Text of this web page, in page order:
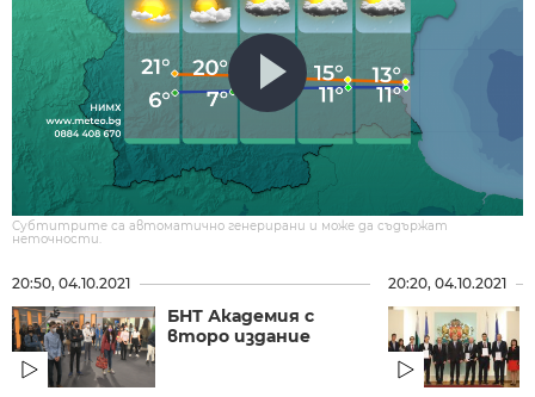
Субтитрите са автоматично генерирани и може да съдържат
неточности.
20:50, 04.10.2021
БНТ Академия с
второ издание
20:20, 04.10.2021